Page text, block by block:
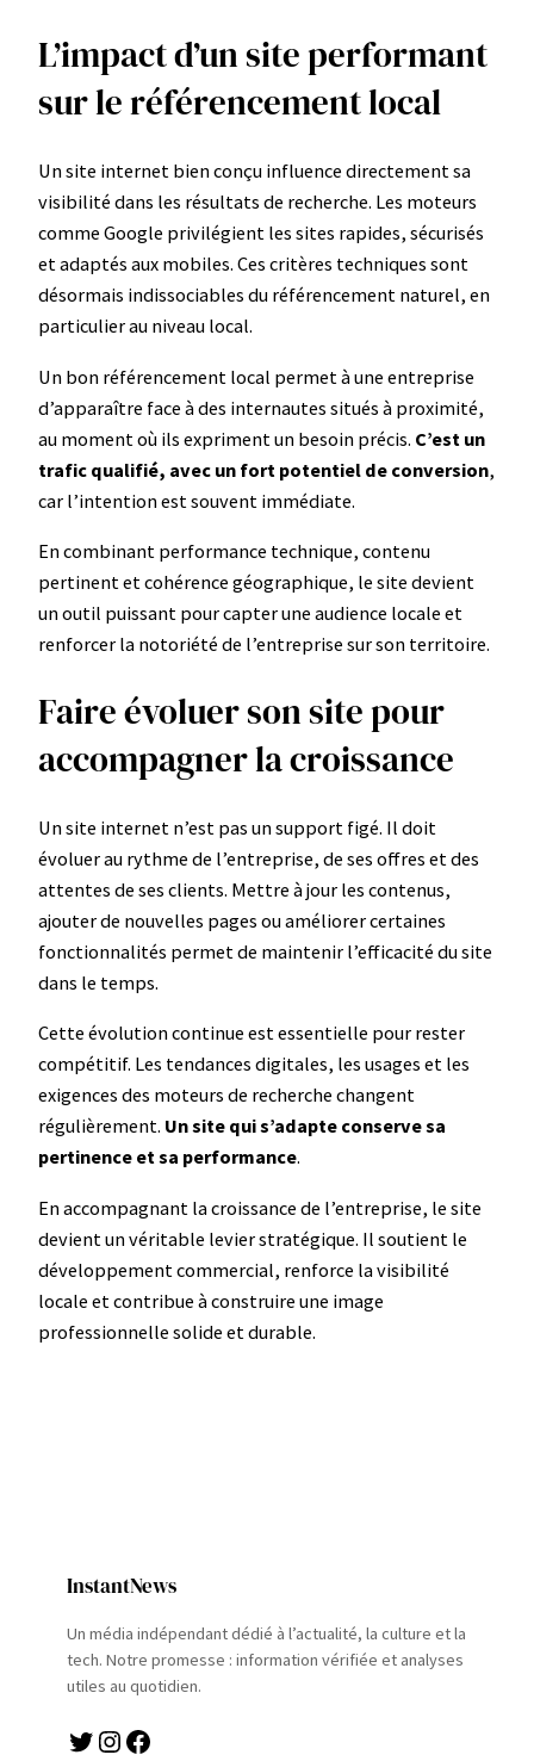
L’impact d’un site performant
sur le référencement local
Un site internet bien conçu influence directement sa
visibilité dans les résultats de recherche. Les moteurs
comme Google privilégient les sites rapides, sécurisés
et adaptés aux mobiles. Ces critères techniques sont
désormais indissociables du référencement naturel, en
particulier au niveau local.
Un bon référencement local permet à une entreprise
d’apparaître face à des internautes situés à proximité,
au moment où ils expriment un besoin précis. C’est un
trafic qualifié, avec un fort potentiel de conversion,
car l’intention est souvent immédiate.
En combinant performance technique, contenu
pertinent et cohérence géographique, le site devient
un outil puissant pour capter une audience locale et
renforcer la notoriété de l’entreprise sur son territoire.
Faire évoluer son site pour
accompagner la croissance
Un site internet n’est pas un support figé. Il doit
évoluer au rythme de l’entreprise, de ses offres et des
attentes de ses clients. Mettre à jour les contenus,
ajouter de nouvelles pages ou améliorer certaines
fonctionnalités permet de maintenir l’efficacité du site
dans le temps.
Cette évolution continue est essentielle pour rester
compétitif. Les tendances digitales, les usages et les
exigences des moteurs de recherche changent
régulièrement. Un site qui s’adapte conserve sa
pertinence et sa performance.
En accompagnant la croissance de l’entreprise, le site
devient un véritable levier stratégique. Il soutient le
développement commercial, renforce la visibilité
locale et contribue à construire une image
professionnelle solide et durable.
InstantNews
Un média indépendant dédié à l’actualité, la culture et la
tech. Notre promesse : information vérifiée et analyses
utiles au quotidien.
Twitter Instagram Facebook